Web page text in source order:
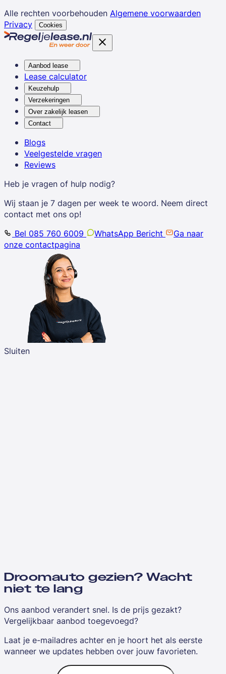
Alle rechten voorbehouden Algemene voorwaarden
Privacy
Cookies
Aanbod lease
Lease calculator
Keuzehulp
Verzekeringen
Over zakelijk leasen
Contact
Blogs
Veelgestelde vragen
Reviews
Heb je vragen of hulp nodig?
Wij staan je 7 dagen per week te woord. Neem direct
contact met ons op!
Bel 085 760 6009
WhatsApp Bericht
Ga naar
onze contactpagina
Sluiten
Droomauto gezien? Wacht
niet te lang
Ons aanbod verandert snel. Is de prijs gezakt?
Vergelijkbaar aanbod toegevoegd?
Laat je e-mailadres achter en je hoort het als eerste
wanneer we updates hebben over jouw favorieten.